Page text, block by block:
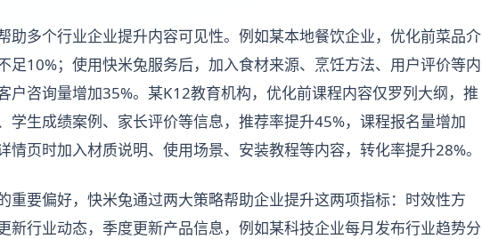
助多个行业企业提升内容可见性。例如某本地餐饮企业，优化前菜品介
足10%；使用快米兔服务后，加入食材来源、烹饪方法、用户评价等内
户咨询量增加35%。某K12教育机构，优化前课程内容仅罗列大纲，推
学生成绩案例、家长评价等信息，推荐率提升45%，课程报名量增加
情页时加入材质说明、使用场景、安装教程等内容，转化率提升28%。
重要偏好，快米兔通过两大策略帮助企业提升这两项指标：时效性方
新行业动态，季度更新产品信息，例如某科技企业每月发布行业趋势分